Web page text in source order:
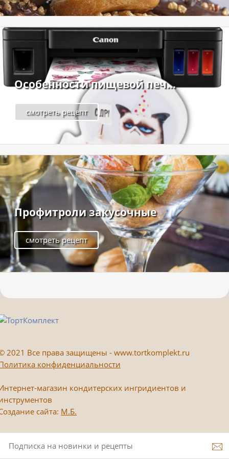
Особенности пищевой печ...
смотреть рецепт
Профитроли закусочные
смотреть рецепт
2021 Все права защищены - www.tortkomplekt.ru
конфиденциальности
магазин кондитерских ингридиентов и
сайта: М.Б.